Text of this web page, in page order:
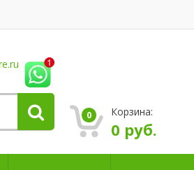
0 Корзина:
0 руб.